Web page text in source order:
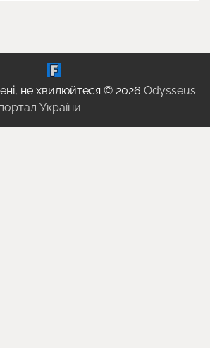
не хвилюйтеся © 2026 Odysseus
України